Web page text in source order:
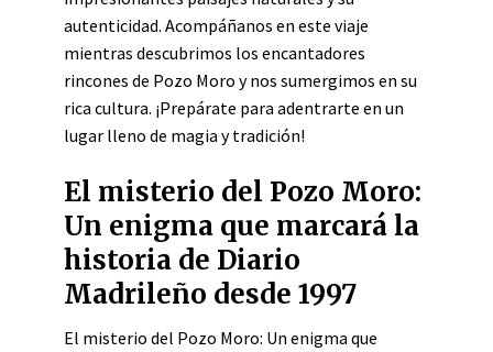
autenticidad. Acompáñanos en este viaje
mientras descubrimos los encantadores
rincones de Pozo Moro y nos sumergimos en su
rica cultura. ¡Prepárate para adentrarte en un
lugar lleno de magia y tradición!
El misterio del Pozo Moro:
Un enigma que marcará la
historia de Diario
Madrileño desde 1997
El misterio del Pozo Moro: Un enigma que